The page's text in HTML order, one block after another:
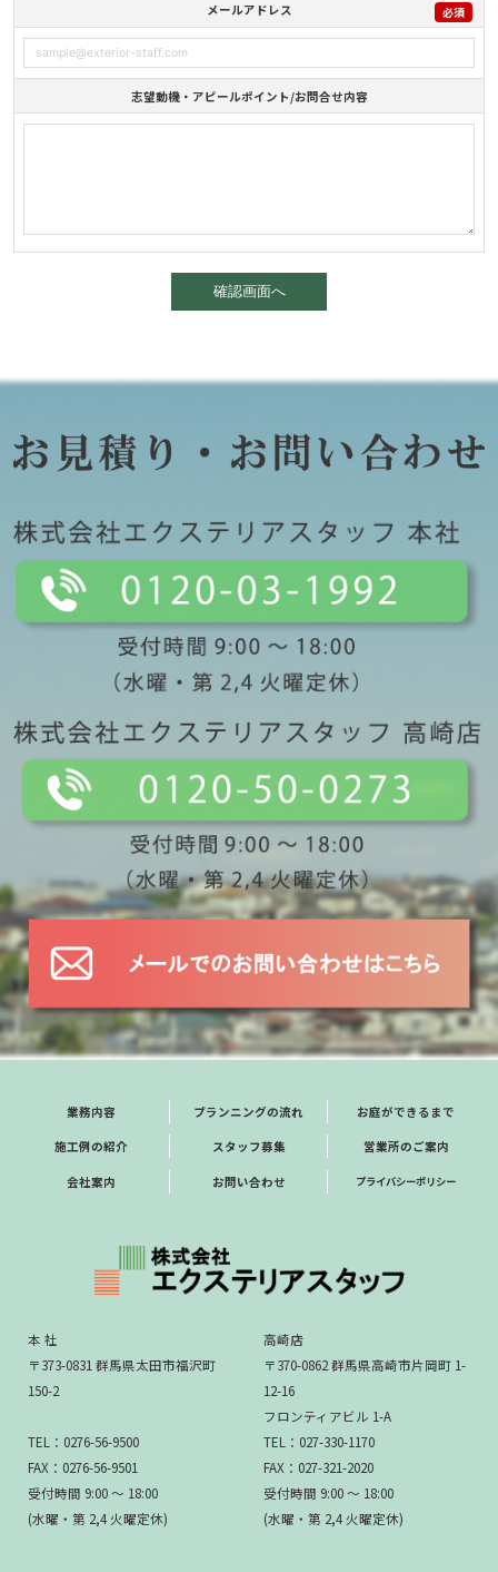
メールアドレス 必須
志望動機・アピールポイント/お問合せ内容
業務内容 プランニングの流れ お庭ができるまで
施工例の紹介 スタッフ募集 営業所のご案内
会社案内 お問い合わせ プライバシーポリシー
本 社
〒373-0831 群馬県太田市福沢町
150-2
TEL：0276-56-9500
FAX：0276-56-9501
受付時間 9:00 ～ 18:00
(水曜・第 2,4 火曜定休)
高崎店
〒370-0862 群馬県高崎市片岡町 1-
12-16
フロンティアビル 1-A
TEL：027-330-1170
FAX：027-321-2020
受付時間 9:00 ～ 18:00
(水曜・第 2,4 火曜定休)